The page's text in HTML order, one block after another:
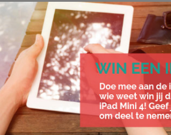
broek jas jurk kleding,kortingscodes nieuw ,oud,rok,